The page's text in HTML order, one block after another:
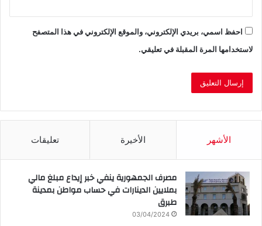
احفظ اسمي، بريدي الإلكتروني، والموقع الإلكتروني في هذا المتصفح
لاستخدامها المرة المقبلة في تعليقي.
الأشهر الأخيرة تعليقات
مصرف الجمهورية ينفي خبر إيداع مبلغ مالي
بملايين الدينارات في حساب مواطن بمدينة
طبرق
03/04/2024